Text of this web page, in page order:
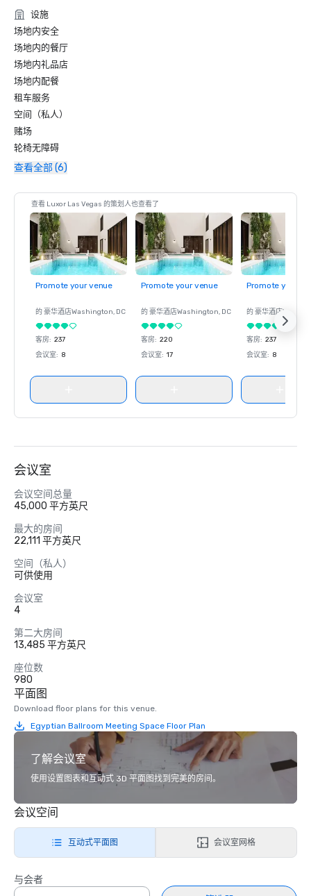
设施
场地内安全
场地内的餐厅
场地内礼品店
场地内配餐
租车服务
空间（私人）
赌场
轮椅无障碍
查看全部 (6)
查看 Luxor Las Vegas 的策划人也查看了
Promote your venue
的 豪华酒店Washington, DC
客房: 237
会议室: 8
Promote your venue
的 豪华酒店Washington, DC
客房: 220
会议室: 17
Promote your
的 豪华酒店
客房: 237
会议室: 8
会议室
会议空间总量
45,000 平方英尺
最大的房间
22,111 平方英尺
空间（私人）
可供使用
会议室
4
第二大房间
13,485 平方英尺
座位数
980
平面图
Download floor plans for this venue.
Egyptian Ballroom Meeting Space Floor Plan
了解会议室
使用设置图表和互动式 3D 平面图找到完美的房间。
会议空间
互动式平面图 会议室网格
与会者